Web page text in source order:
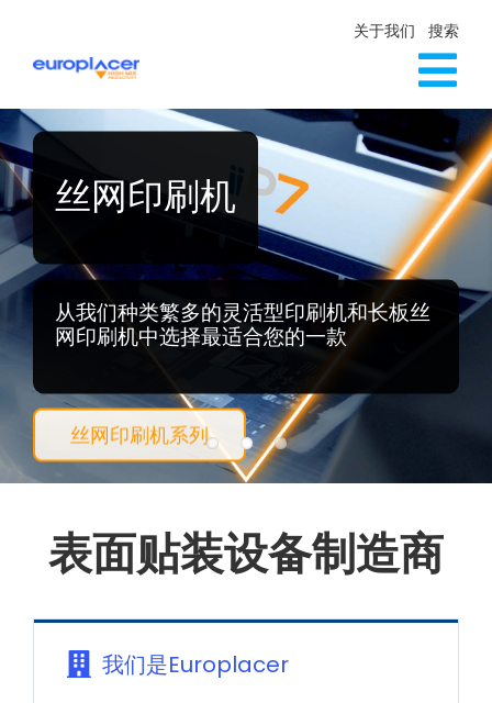
content
关于我们 搜索
生产线解决方案
新闻
丝网印刷机
从我们种类繁多的灵活型印刷机和长板丝
网印刷机中选择最适合您的一款
丝网印刷机系列
表面贴装设备制造商
我们是Europlacer